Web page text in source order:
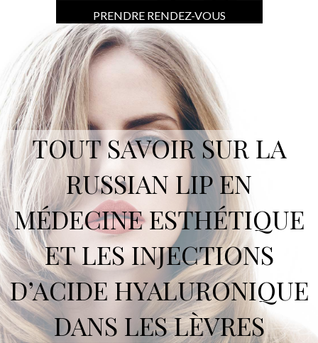
PRENDRE RENDEZ-VOUS
TOUT SAVOIR SUR LA
RUSSIAN LIP EN
MÉDECINE ESTHÉTIQUE
ET LES INJECTIONS
D’ACIDE HYALURONIQUE
DANS LES LÈVRES